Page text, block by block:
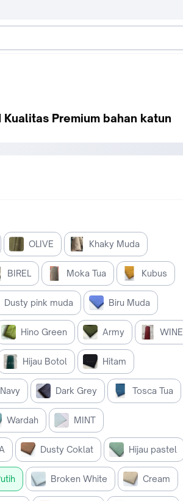
Kualitas Premium bahan katun
OLIVE Khaky Muda
BIREL Moka Tua Kubus
Dusty pink muda Biru Muda
Hino Green Army WINE
Hijau Botol Hitam
Navy Dark Grey Tosca Tua
Wardah MINT
Dusty Coklat Hijau pastel
Broken White Cream